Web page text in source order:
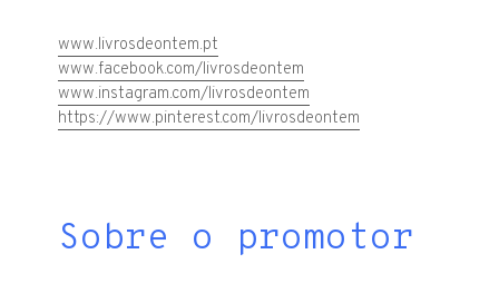
www.livrosdeontem.pt
www.facebook.com/livrosdeontem
www.instagram.com/livrosdeontem
https://www.pinterest.com/livrosdeontem
Sobre o promotor